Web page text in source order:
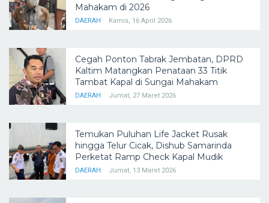
Mahakam di 2026
DAERAH Kamis, 16 April 2026
Cegah Ponton Tabrak Jembatan, DPRD
Kaltim Matangkan Penataan 33 Titik
Tambat Kapal di Sungai Mahakam
DAERAH Jumat, 27 Maret 2026
Temukan Puluhan Life Jacket Rusak
hingga Telur Cicak, Dishub Samarinda
Perketat Ramp Check Kapal Mudik
DAERAH Jumat, 13 Maret 2026